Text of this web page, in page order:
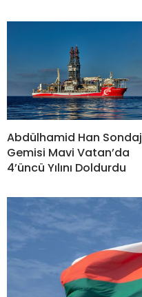
Abdülhamid Han Sondaj
Gemisi Mavi Vatan’da
4’üncü Yılını Doldurdu